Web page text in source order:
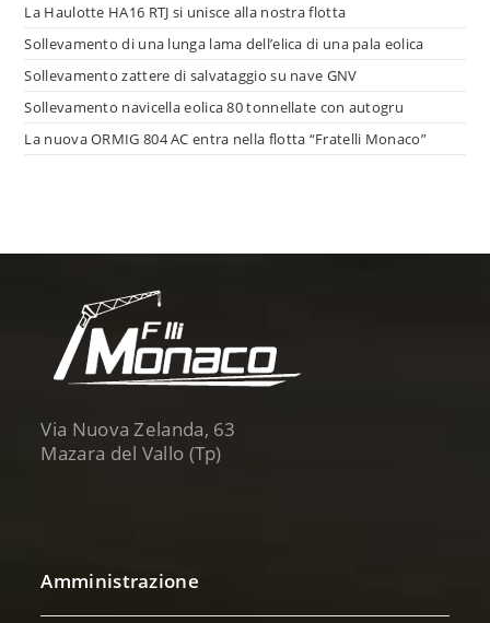
La Haulotte HA16 RTJ si unisce alla nostra flotta
Sollevamento di una lunga lama dell’elica di una pala eolica
Sollevamento zattere di salvataggio su nave GNV
Sollevamento navicella eolica 80 tonnellate con autogru
La nuova ORMIG 804 AC entra nella flotta “Fratelli Monaco”
Via Nuova Zelanda, 63
Mazara del Vallo (Tp)
Amministrazione